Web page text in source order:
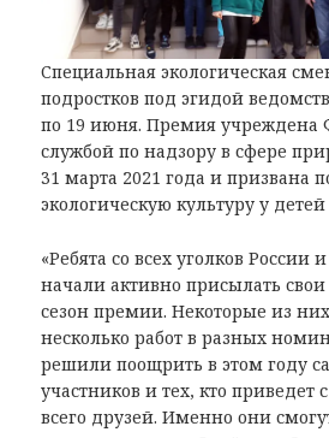
Специальная экологическая
подростков под эгидой
по 19 июня. Премия учреждена
службой по надзору в сфере
31 марта 2021 года и призвана
экологическую культуру у
«Ребята со всех уголков России
начали активно присылать
сезон премии. Некоторые из
несколько работ в разных
решили поощрить в этом году
участников и тех, кто приведет
всего друзей. Именно они